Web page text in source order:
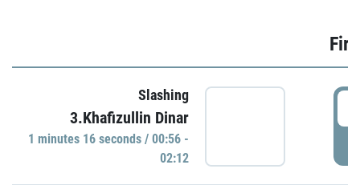
Slashing
3.Khafizullin Dinar
1 minutes 16 seconds / 00:56 -
02:12